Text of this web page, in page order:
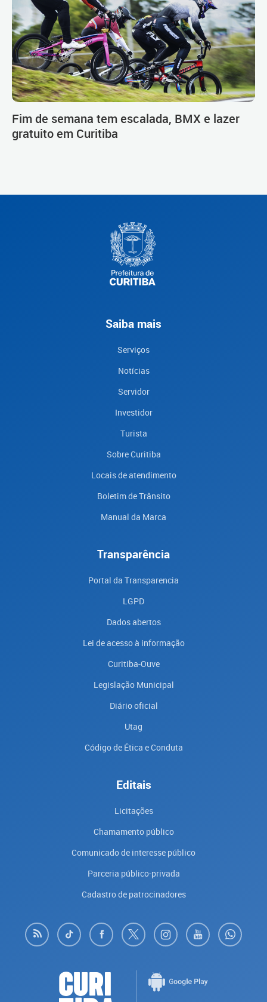
Fim de semana tem escalada, BMX e lazer
gratuito em Curitiba
Saiba mais
Serviços
Notícias
Servidor
Investidor
Turista
Sobre Curitiba
Locais de atendimento
Boletim de Trânsito
Manual da Marca
Transparência
Portal da Transparencia
LGPD
Dados abertos
Lei de acesso à informação
Curitiba-Ouve
Legislação Municipal
Diário oficial
Utag
Código de Ética e Conduta
Editais
Licitações
Chamamento público
Comunicado de interesse público
Parceria público-privada
Cadastro de patrocinadores